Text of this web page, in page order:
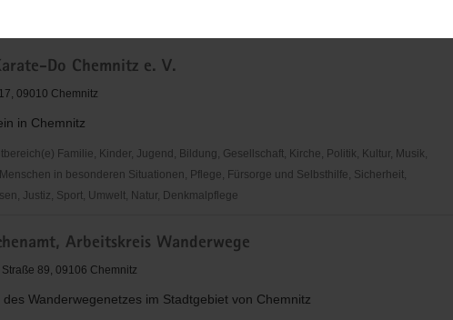
Do Chemnitz e. V.
09010 Chemnitz
in Chemnitz
Familie, Kinder, Jugend, Bildung, Gesellschaft, Kirche, Politik, Kultur, Musik,
in besonderen Situationen, Pflege, Fürsorge und Selbsthilfe, Sicherheit,
Justiz, Sport, Umwelt, Natur, Denkmalpflege
Arbeitskreis Wanderwege
89, 09106 Chemnitz
des Wanderwegenetzes im Stadtgebiet von Chemnitz